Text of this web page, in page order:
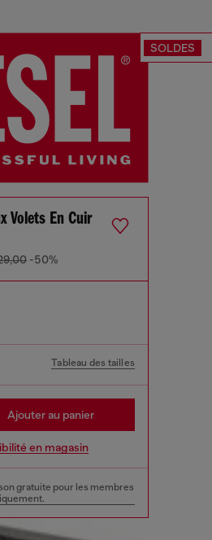
SOLDES
Volets En Cuir
-50%
Tableau des tailles
Ajouter au panier
en magasin
gratuite pour les membres